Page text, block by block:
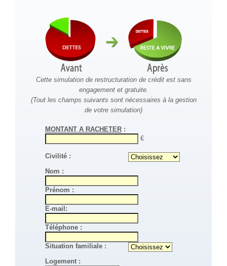
Cette simulation de restructuration de crédit est sans
engagement et gratuite.
(Tout les champs suivants sont nécessaires à la gestion
de votre simulation)
MONTANT A RACHETER:
€
Civilité :
Nom :
Prénom :
E-mail:
Téléphone :
Situation familiale :
Logement :